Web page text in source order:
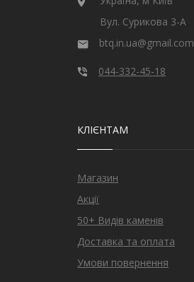
Вул. Сурикова 3-А
btq.in.ua@gmail.com
044-332-45-18
КЛІЄНТАМ
Магазин
Акції
50+ Видів каменів
Доставка та оплата
Умови повернення